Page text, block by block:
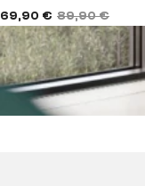
69,90 € 89,90 €